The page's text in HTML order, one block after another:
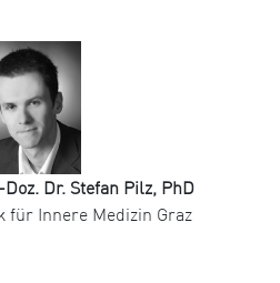
Dr. Stefan Pilz, PhD
für Innere Medizin Graz